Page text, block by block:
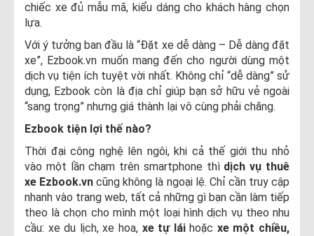
chiếc xe đủ mẫu mã, kiểu dáng cho khách hàng chọn
lựa.
Với ý tưởng ban đầu là “Đặt xe dễ dàng – Dễ dàng đặt
xe”, Ezbook.vn muốn mang đến cho người dùng một
dịch vụ tiện ích tuyệt vời nhất. Không chỉ “dễ dàng” sử
dụng, Ezbook còn là địa chỉ giúp bạn sở hữu vẻ ngoài
“sang trọng” nhưng giá thành lại vô cùng phải chăng.
Ezbook tiện lợi thế nào?
Thời đại công nghệ lên ngôi, khi cả thế giới thu nhỏ
vào một lần chạm trên smartphone thì dịch vụ thuê
xe Ezbook.vn cũng không là ngoại lệ. Chỉ cần truy cập
nhanh vào trang web, tất cả những gì bạn cần làm tiếp
theo là chọn cho mình một loại hình dịch vụ theo nhu
cầu: xe du lịch, xe hoa, xe tự láihoặc xe một chiều,